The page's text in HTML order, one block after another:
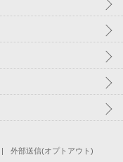
外部送信(オプトアウト)